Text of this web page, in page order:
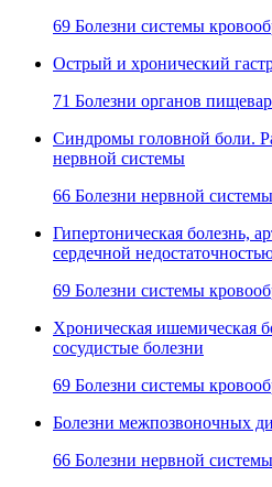
69 Болезни системы
Острый и хронический
71 Болезни органов
Синдромы головной боли.
нервной системы
66 Болезни нервной системы
Гипертоническая болезнь,
сердечной
69 Болезни системы
Хроническая ишемическая
сосудистые болезни
69 Болезни системы
Болезни межпозвоночных
66 Болезни нервной системы